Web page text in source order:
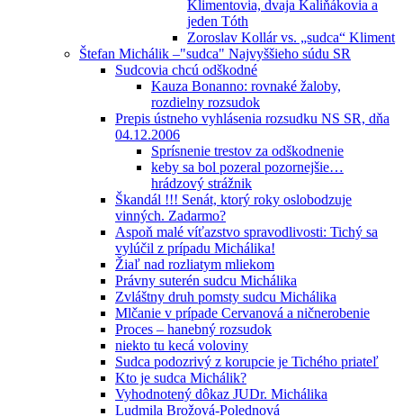
Klimentovia, dvaja Kaliňákovia a
jeden Tóth
Zoroslav Kollár vs. „sudca“ Kliment
Štefan Michálik –"sudca" Najvyššieho súdu SR
Sudcovia chcú odškodné
Kauza Bonanno: rovnaké žaloby,
rozdielny rozsudok
Prepis ústneho vyhlásenia rozsudku NS SR, dňa
04.12.2006
Sprísnenie trestov za odškodnenie
keby sa bol pozeral pozornejšie…
hrádzový strážnik
Škandál !!! Senát, ktorý roky oslobodzuje
vinných. Zadarmo?
Aspoň malé víťazstvo spravodlivosti: Tichý sa
vylúčil z prípadu Michálika!
Žiaľ nad rozliatym mliekom
Právny suterén sudcu Michálika
Zvláštny druh pomsty sudcu Michálika
Mlčanie v prípade Cervanová a ničnerobenie
Proces – hanebný rozsudok
niekto tu kecá voloviny
Sudca podozrivý z korupcie je Tichého priateľ
Kto je sudca Michálik?
Vyhodnotený dôkaz JUDr. Michálika
Ludmila Brožová-Polednová